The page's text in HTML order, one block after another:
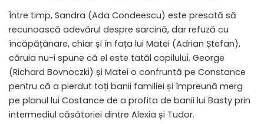
Între timp, Sandra (Ada Condeescu) este presată să
recunoască adevărul despre sarcină, dar refuză cu
încăpățânare, chiar și în fața lui Matei (Adrian Ștefan),
căruia nu-i spune că el este tatăl copilului. George
(Richard Bovnoczki) și Matei o confruntă pe Constance
pentru că a pierdut toți banii familiei și împreună merg
pe planul lui Costance de a profita de banii lui Basty prin
intermediul căsătoriei dintre Alexia și Tudor.